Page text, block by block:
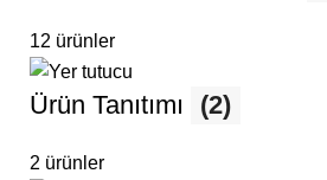
12 ürünler
Ürün Tanıtımı (2)
2 ürünler